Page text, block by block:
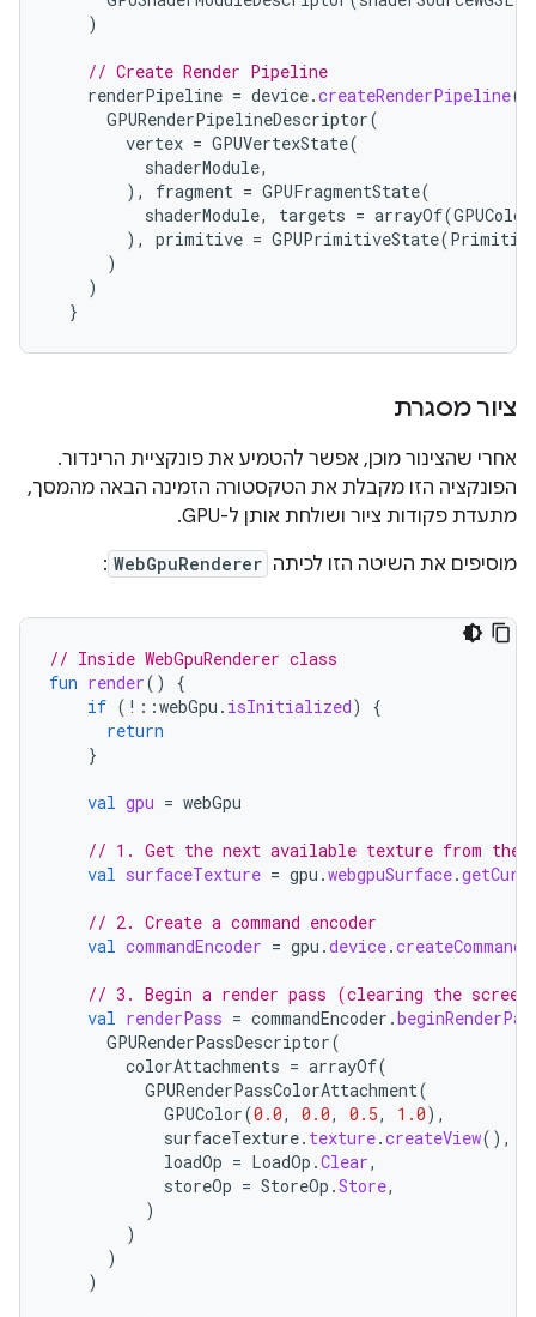
)
// Create Render Pipeline
renderPipeline = device.createRenderPipeline(
GPURenderPipelineDescriptor(
vertex = GPUVertexState(
shaderModule,
),
fragment = GPUFragmentState(
shaderModule, targets = arrayOf(
),
primitive = GPUPrimitiveState(
)
)
}
ציור מסגרת
אחרי שהצינור מוכן, אפשר להטמיע את פונקציית הרינדור.
הפונקציה הזו מקבלת את הטקסטורה הזמינה הבאה מהמסך,
מתעדת פקודות ציור ושולחת אותן ל-GPU.
מוסיפים את השיטה הזו לכיתה WebGpuRenderer
:
// Inside WebGpuRenderer class
fun render()
{
if ( !::webGpu . isInitialized)
{
return
}
val gpu = webGpu
// 1. Get the next available texture from the
val surfaceTexture = gpu .webgpuSurface.
// 2. Create a command encoder
val commandEncoder = gpu .device.
// 3. Begin a render pass (clearing the
val renderPass = commandEncoder .
GPURenderPassDescriptor(
colorAttachments = arrayOf(
GPURenderPassColorAttachment(
GPUColor(0.0, 0.0, 0.5, 1.0),
surfaceTexture. texture.createView(),
loadOp = LoadOp .Clear,
storeOp = StoreOp .Store,
)
)
)
)